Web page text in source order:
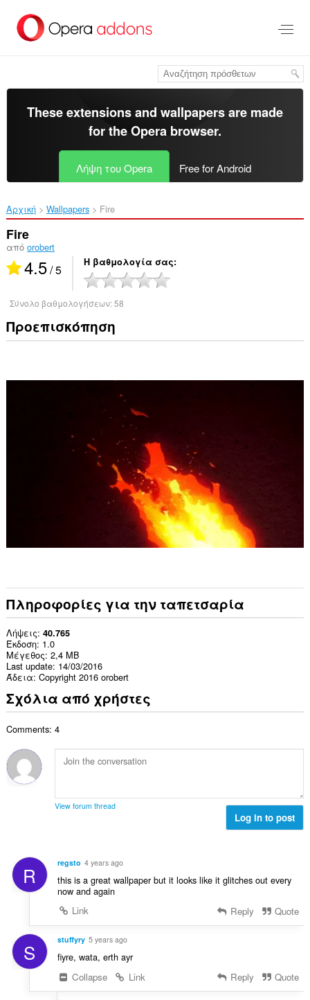
στο
κύριο
These extensions and wallpapers are made
for theOpera browser.
Λήψη του Opera Free for Android
Αρχική Wallpapers Fire‎
Fire
από orobert
4.5/ 5 Η βαθμολογία σας
Σύνολο βαθμολογήσεων:58
Προεπισκόπηση
Πληροφορίες για την ταπετσαρία
Λήψεις 40.765
Έκδοση 1.0
Μέγεθος 2,4 MB
Last update 14/03/2016
Άδεια Copyright 2016 orobert
Σχόλια από χρήστες
Comments: 4
View forum thread
Log in to post
R regsto 4 years ago
this is a great wallpaper but it looks like it glitches out every
now and again
Link
Reply Quote
S stuffyry 5 years ago
fiyre, wata, erth ayr
Collapse
Link Reply Quote